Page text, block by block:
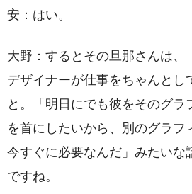
安：はい。
大野：するとその旦那さんは、
デザイナーが仕事をちゃんとし
と。「明日にでも彼をそのグラ
を首にしたいから、別のグラフ
今すぐに必要なんだ」みたいな
ですね。